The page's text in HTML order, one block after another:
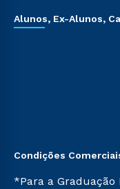
Alunos, Ex-Alunos,
Condições
*Para a Graduação